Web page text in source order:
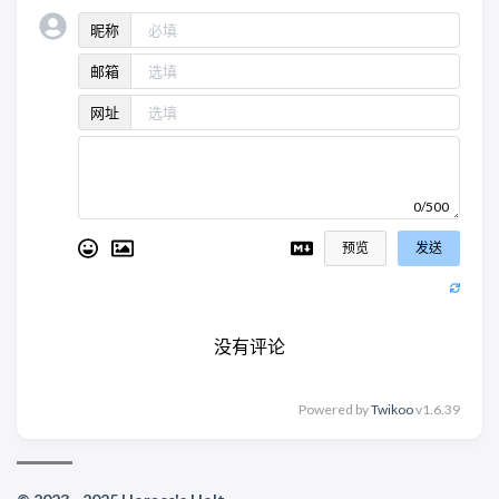
昵称
邮箱
网址
0/500
预览 发送
没有评论
Powered byTwikoov1.6.39